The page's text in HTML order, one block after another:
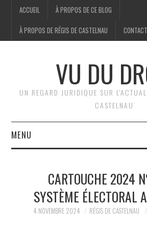
ACCUEIL À PROPOS DE CE BLOG
À PROPOS DE RÉGIS DE CASTELNAU CONTACT
VU DU
UN REGARD JURIDIQUE SUR
CASTELNAU
MENU
BRÈVES
JURIDIQUE
CARTOUCHE 2024
SYSTÈME ÉLECTORAL
4 NOVEMBRE 2024 RÉGIS DE CASTELNAU